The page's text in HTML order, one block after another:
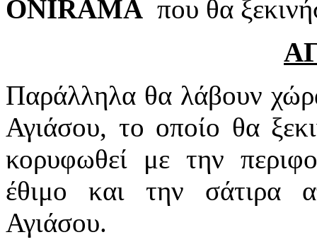
ONIRAMA που θα
Παράλληλα θα λάβουν
Αγιάσου, το οποίο θα
κορυφωθεί με την
έθιμο και την σάτιρα
Αγιάσου.